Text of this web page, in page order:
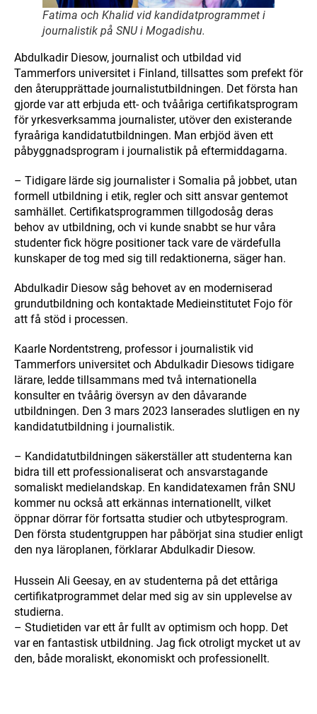
Fatima och Khalid vid kandidatprogrammet i
journalistik på SNU i Mogadishu.
Abdulkadir Diesow, journalist och utbildad vid
Tammerfors universitet i Finland, tillsattes som prefekt för
den återupprättade journalistutbildningen. Det första han
gjorde var att erbjuda ett- och tvååriga certifikatsprogram
för yrkesverksamma journalister, utöver den existerande
fyraåriga kandidatutbildningen. Man erbjöd även ett
påbyggnadsprogram i journalistik på eftermiddagarna.
– Tidigare lärde sig journalister i Somalia på jobbet, utan
formell utbildning i etik, regler och sitt ansvar gentemot
samhället. Certifikatsprogrammen tillgodosåg deras
behov av utbildning, och vi kunde snabbt se hur våra
studenter fick högre positioner tack vare de värdefulla
kunskaper de tog med sig till redaktionerna, säger han.
Abdulkadir Diesow såg behovet av en moderniserad
grundutbildning och kontaktade Medieinstitutet Fojo för
att få stöd i processen.
Kaarle Nordentstreng, professor i journalistik vid
Tammerfors universitet och Abdulkadir Diesows tidigare
lärare, ledde tillsammans med två internationella
konsulter en tvåårig översyn av den dåvarande
utbildningen. Den 3 mars 2023 lanserades slutligen en ny
kandidatutbildning i journalistik.
– Kandidatutbildningen säkerställer att studenterna kan
bidra till ett professionaliserat och ansvarstagande
somaliskt medielandskap. En kandidatexamen från SNU
kommer nu också att erkännas internationellt, vilket
öppnar dörrar för fortsatta studier och utbytesprogram.
Den första studentgruppen har påbörjat sina studier enligt
den nya läroplanen, förklarar Abdulkadir Diesow.
Hussein Ali Geesay, en av studenterna på det ettåriga
certifikatprogrammet delar med sig av sin upplevelse av
studierna.
– Studietiden var ett år fullt av optimism och hopp. Det
var en fantastisk utbildning. Jag fick otroligt mycket ut av
den, både moraliskt, ekonomiskt och professionellt.